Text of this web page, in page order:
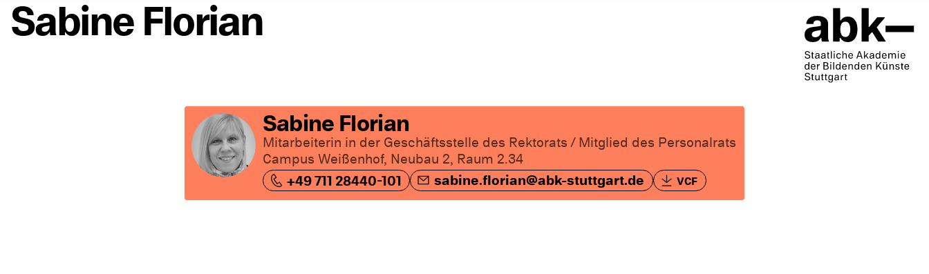
Sabine Florian
Sabine Florian
Mitarbeiterin in der Geschäftsstelle des Rektorats / Mitglied des Personalrats
Campus Weißenhof, Neubau 2, Raum 2.34
+49 711 28440-101 sabine.florian@abk-stuttgart.de VCF